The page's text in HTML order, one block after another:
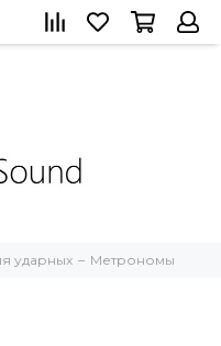
ударных Метрономы